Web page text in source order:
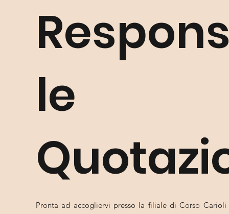
le
Pronta ad accogliervi presso la filiale di Corso